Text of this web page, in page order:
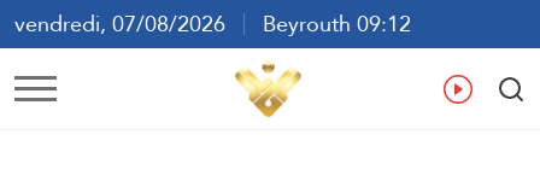
vendredi, 07/08/2026
Beyrouth 09:12
ع